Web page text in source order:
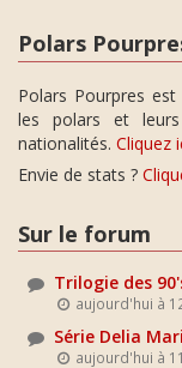
Polars
Polars Pourpres
les polars et
nationalités. Cliquez
Envie de stats ?
Sur le forum
Trilogie des
aujourd'hui à
Série Delia
aujourd'hui à